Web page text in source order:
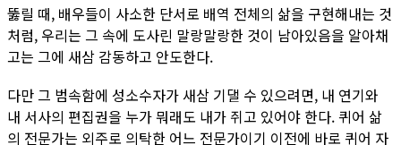
뚫릴 때, 배우들이 사소한 단서로 배역 전체의 삶을 구현해내는 것
처럼, 우리는 그 속에 도사린 말랑말랑한 것이 남아있음을 알아채
고는 그에 새삼 감동하고 안도한다.
다만 그 범속함에 성소수자가 새삼 기댈 수 있으려면, 내 연기와
내 서사의 편집권을 누가 뭐래도 내가 쥐고 있어야 한다. 퀴어 삶
의 전문가는 외주로 의탁한 어느 전문가이기 이전에 바로 퀴어 자